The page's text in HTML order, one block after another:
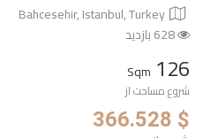
Bahcesehir, Istanbul, Turkey
126
Sqm
شروع مساحت از
$ 366.528